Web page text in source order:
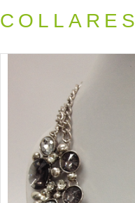
COLLARES